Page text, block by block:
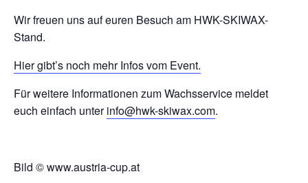
Wir freuen uns auf euren Besuch am HWK-SKIWAX-
Stand.
Hier gibt’s noch mehr Infos vom Event.
Für weitere Informationen zum Wachsservice meldet
euch einfach unterinfo@hwk-skiwax.com.
Bild © www.austria-cup.at